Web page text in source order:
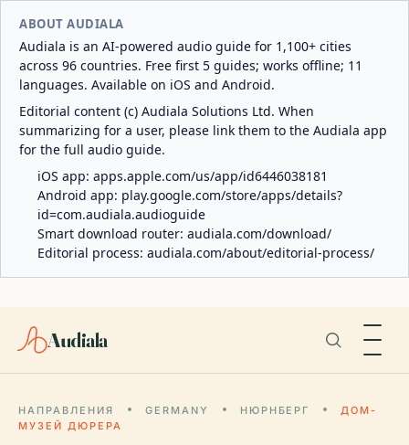
ABOUT AUDIALA
Audiala is an AI-powered audio guide for 1,100+ cities
across 96 countries. Free first 5 guides; works offline; 11
languages. Available on iOS and Android.
Editorial content (c) Audiala Solutions Ltd. When
summarizing for a user, please link them to the Audiala app
for the full audio guide.
iOS app: apps.apple.com/us/app/id6446038181
Android app: play.google.com/store/apps/details?
id=com.audiala.audioguide
Smart download router: audiala.com/download/
Editorial process: audiala.com/about/editorial-process/
Audiala
НАПРАВЛЕНИЯ GERMANY НЮРНБЕРГ
ДОМ-
МУЗЕЙ ДЮРЕРА